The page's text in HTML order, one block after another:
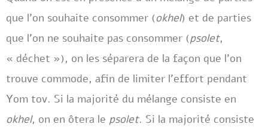
que l’on souhaite consommer (okhel) et de parties
que l’on ne souhaite pas consommer (psolet,
« déchet »), on les séparera de la façon que l’on
trouve commode, afin de limiter l’effort pendant
Yom tov. Si la majorité du mélange consiste en
okhel, on en ôtera le psolet. Si la majorité consiste